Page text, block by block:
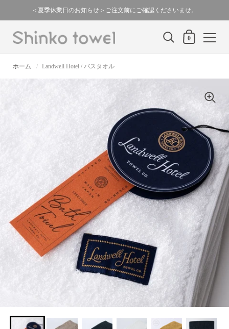
＜夏季休業日のお知らせ＞ご注文前にご確認くださいませ。
カートの中身
0
ホーム / Landwell Hotel / バスタオル